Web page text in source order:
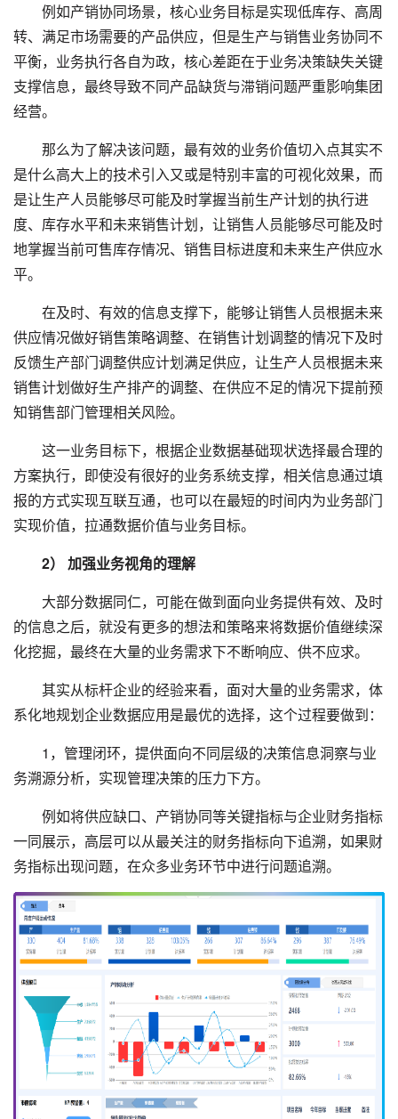
例如产销协同场景，核心业务目标是实现低库存、高周
转、满足市场需要的产品供应，但是生产与销售业务协同不
平衡，业务执行各自为政，核心差距在于业务决策缺失关键
支撑信息，最终导致不同产品缺货与滞销问题严重影响集团
经营。
那么为了解决该问题，最有效的业务价值切入点其实不
是什么高大上的技术引入又或是特别丰富的可视化效果，而
是让生产人员能够尽可能及时掌握当前生产计划的执行进
度、库存水平和未来销售计划，让销售人员能够尽可能及时
地掌握当前可售库存情况、销售目标进度和未来生产供应水
平。
在及时、有效的信息支撑下，能够让销售人员根据未来
供应情况做好销售策略调整、在销售计划调整的情况下及时
反馈生产部门调整供应计划满足供应，让生产人员根据未来
销售计划做好生产排产的调整、在供应不足的情况下提前预
知销售部门管理相关风险。
这一业务目标下，根据企业数据基础现状选择最合理的
方案执行，即使没有很好的业务系统支撑，相关信息通过填
报的方式实现互联互通，也可以在最短的时间内为业务部门
实现价值，拉通数据价值与业务目标。
2） 加强业务视角的理解
大部分数据同仁，可能在做到面向业务提供有效、及时
的信息之后，就没有更多的想法和策略来将数据价值继续深
化挖掘，最终在大量的业务需求下不断响应、供不应求。
其实从标杆企业的经验来看，面对大量的业务需求，体
系化地规划企业数据应用是最优的选择，这个过程要做到：
1，管理闭环，提供面向不同层级的决策信息洞察与业
务溯源分析，实现管理决策的压力下方。
例如将供应缺口、产销协同等关键指标与企业财务指标
一同展示，高层可以从最关注的财务指标向下追溯，如果财
务指标出现问题，在众多业务环节中进行问题追溯。